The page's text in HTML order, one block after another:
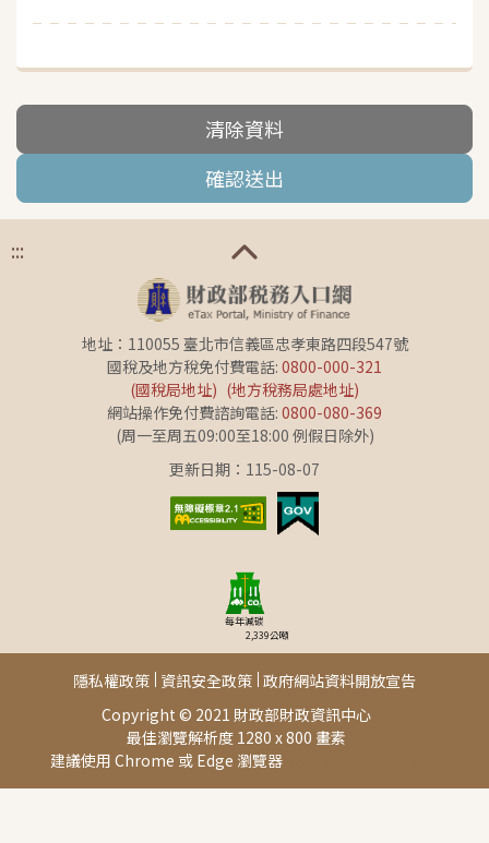
清除資料
確認送出
:::
地址：110055 臺北市信義區忠孝東路四段547號
國稅及地方稅免付費電話: 0800-000-321
(國稅局地址) (地方稅務局處地址)
網站操作免付費諮詢電話: 0800-080-369
(周一至周五09:00至18:00 例假日除外)
更新日期：115-08-07
每年減碳
2,339公噸
Copyright © 2021 財政部財政資訊中心
最佳瀏覽解析度 1280 x 800 畫素
建議使用 Chrome 或 Edge 瀏覽器此頁面由[AP03]提供
隱私權政策 資訊安全政策 政府網站資料開放宣告